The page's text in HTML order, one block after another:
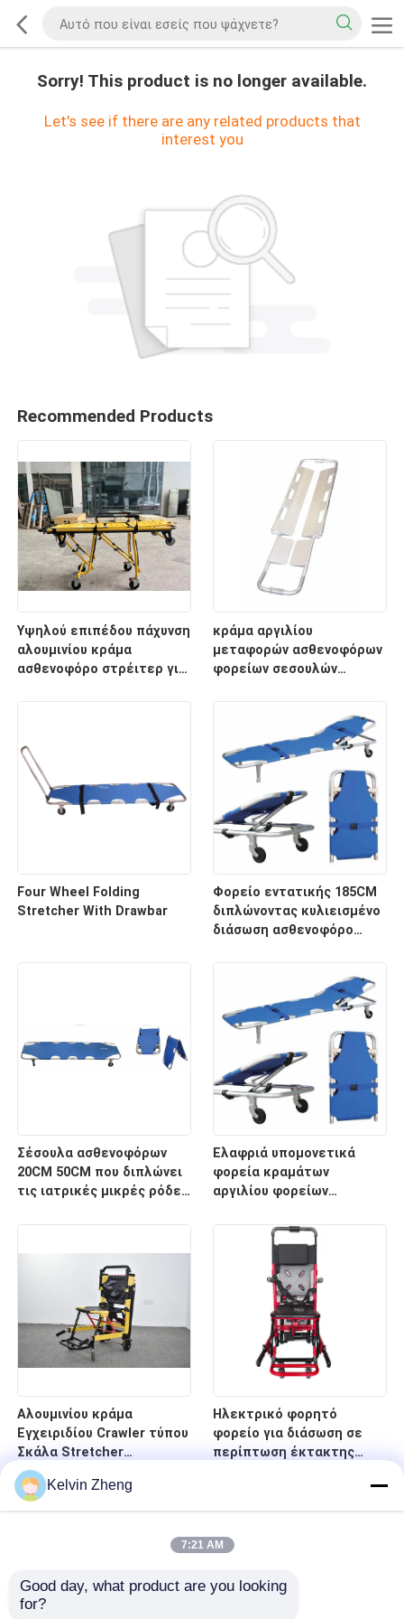
Sorry! This product is no longer available.
Let's see if there are any related products that
interest you
Recommended Products
Υψηλού επιπέδου πάχυνση
αλουμινίου κράμα
ασθενοφόρο στρέιτερ για
νοσοκομειακή χρήση
κράμα αργιλίου
μεταφορών ασθενοφόρων
φορείων σεσουλών
Four Wheel Folding
Stretcher With Drawbar
Φορείο εντατικής 185CM
διπλώνοντας κυλιεισμένο
διάσωση ασθενοφόρο
Σέσουλα ασθενοφόρων
20CM 50CM που διπλώνει
τις ιατρικές μικρές ρόδες
Ελαφριά υπομονετικά
φορεία κραμάτων
αργιλίου φορείων
κρεβάτι φορείων
έκτακτης ανάγκης
οπίσθιων στηριγμάτων
Αλουμινίου κράμα
Εγχειριδίου Crawler τύπου
Σκάλα Stretcher
αναδιπλούμενο ελαφρύ
για το νοσοκομείο
μεταφορά ασθενών
Ηλεκτρικό φορητό
φορείο για διάσωση σε
περίπτωση έκτακτης
Kelvin Zheng
7:21 AM
Good day, what product are you looking
for?